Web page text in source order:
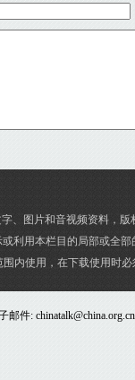
、图片和音视频资料，
利用本栏目的局部或全
内使用，在下载使用时
件: